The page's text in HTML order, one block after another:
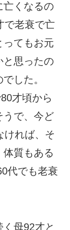
亡くなるの
で老衰で亡
ってもお元
と思ったの
した。
才頃から
うで、今ど
ければ、そ
体質もある
代でも老衰
母92才と